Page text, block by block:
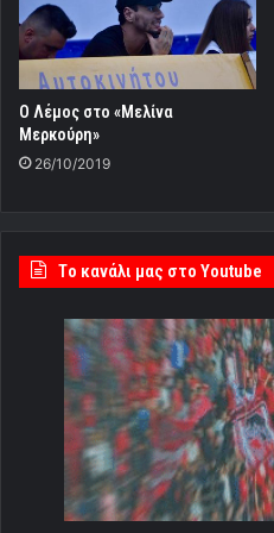
Ο Λέμος στο «Μελίνα
Μερκούρη»
26/10/2019
Tο κανάλι μας στο Youtube